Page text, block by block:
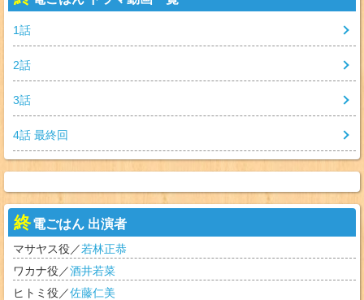
1話
2話
3話
4話 最終回
終電ごはん 出演者
マサヤス役／若林正恭
ワカナ役／酒井若菜
ヒトミ 役／佐藤仁美